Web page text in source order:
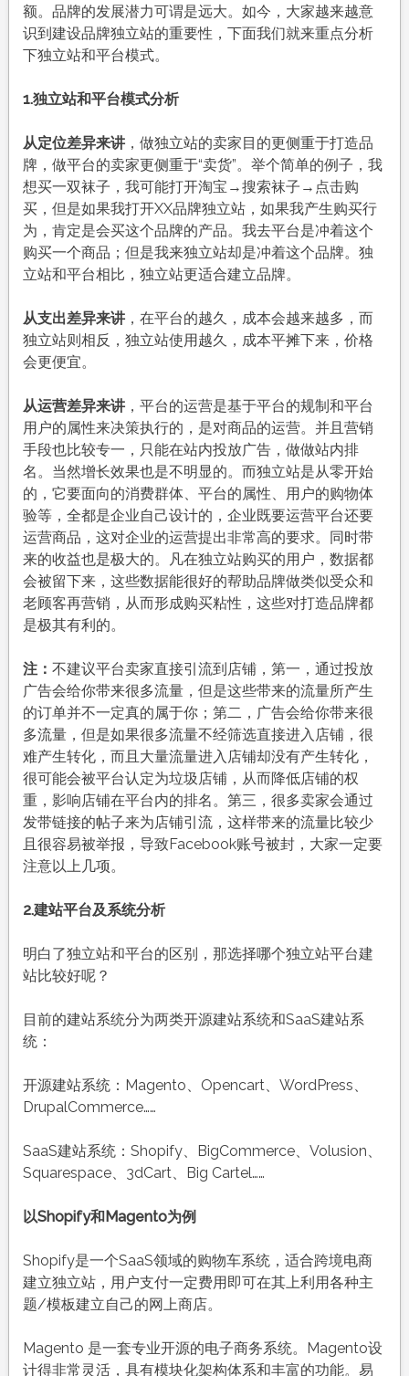
额。品牌的发展潜力可谓是远大。如今，大家越来越意
识到建设品牌独立站的重要性，下面我们就来重点分析
下独立站和平台模式。
1.独立站和平台模式分析
从定位差异来讲，做独立站的卖家目的更侧重于打造品
牌，做平台的卖家更侧重于“卖货”。举个简单的例子，我
想买一双袜子，我可能打开淘宝→搜索袜子→点击购
买，但是如果我打开XX品牌独立站，如果我产生购买行
为，肯定是会买这个品牌的产品。我去平台是冲着这个
购买一个商品；但是我来独立站却是冲着这个品牌。独
立站和平台相比，独立站更适合建立品牌。
从支出差异来讲，在平台的越久，成本会越来越多，而
独立站则相反，独立站使用越久，成本平摊下来，价格
会更便宜。
从运营差异来讲，平台的运营是基于平台的规制和平台
用户的属性来决策执行的，是对商品的运营。并且营销
手段也比较专一，只能在站内投放广告，做做站内排
名。当然增长效果也是不明显的。而独立站是从零开始
的，它要面向的消费群体、平台的属性、用户的购物体
验等，全都是企业自己设计的，企业既要运营平台还要
运营商品，这对企业的运营提出非常高的要求。同时带
来的收益也是极大的。凡在独立站购买的用户，数据都
会被留下来，这些数据能很好的帮助品牌做类似受众和
老顾客再营销，从而形成购买粘性，这些对打造品牌都
是极其有利的。
注： 不建议平台卖家直接引流到店铺，第一，通过投放
广告会给你带来很多流量，但是这些带来的流量所产生
的订单并不一定真的属于你；第二，广告会给你带来很
多流量，但是如果很多流量不经筛选直接进入店铺，很
难产生转化，而且大量流量进入店铺却没有产生转化，
很可能会被平台认定为垃圾店铺，从而降低店铺的权
重，影响店铺在平台内的排名。第三，很多卖家会通过
发带链接的帖子来为店铺引流，这样带来的流量比较少
且很容易被举报，导致Facebook账号被封，大家一定要
注意以上几项。
2.建站平台及系统分析
明白了独立站和平台的区别，那选择哪个独立站平台建
站比较好呢？
目前的建站系统分为两类开源建站系统和SaaS建站系
统：
开源建站系统：Magento、Opencart、WordPress、
DrupalCommerce……
SaaS建站系统：Shopify、BigCommerce、Volusion、
Squarespace、3dCart、Big Cartel……
以Shopify和Magento为例
Shopify是一个SaaS领域的购物车系统，适合跨境电商
建立独立站，用户支付一定费用即可在其上利用各种主
题/模板建立自己的网上商店。
Magento 是一套专业开源的电子商务系统。Magento设
计得非常灵活，具有模块化架构体系和丰富的功能。易